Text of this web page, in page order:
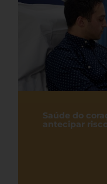
Saúde do
antecipar